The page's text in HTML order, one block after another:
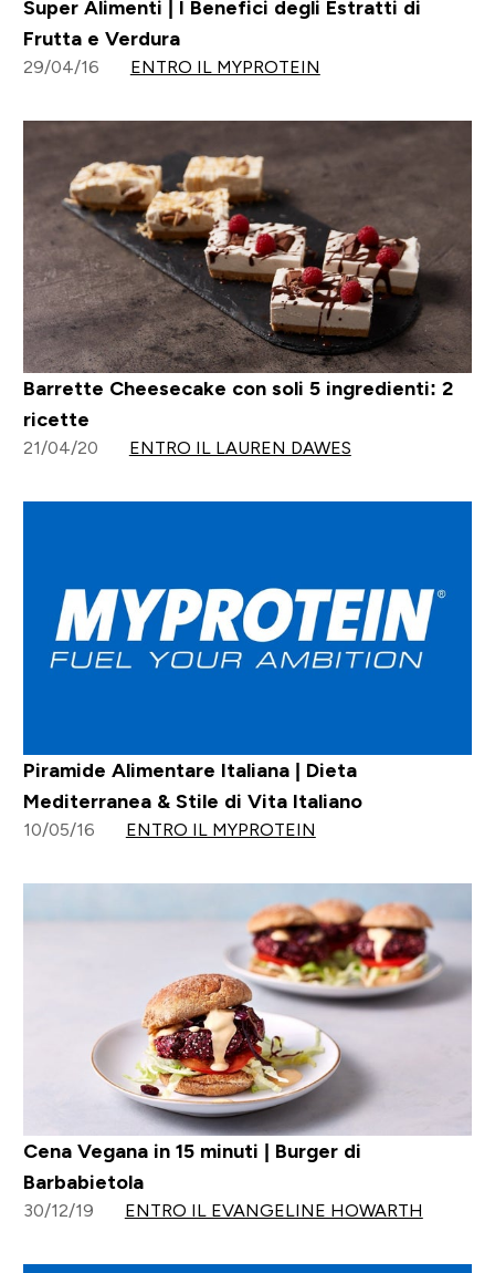
Super Alimenti | I Benefici degli Estratti di
Frutta e Verdura
29/04/16 ENTRO IL MYPROTEIN
Barrette Cheesecake con soli 5 ingredienti: 2
ricette
21/04/20 ENTRO IL LAUREN DAWES
Piramide Alimentare Italiana | Dieta
Mediterranea & Stile di Vita Italiano
10/05/16 ENTRO IL MYPROTEIN
Cena Vegana in 15 minuti | Burger di
Barbabietola
30/12/19 ENTRO IL EVANGELINE HOWARTH